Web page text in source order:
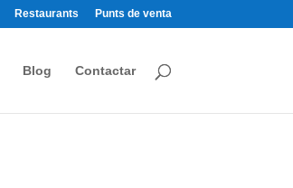
Restaurants Punts de venta
Blog Contactar